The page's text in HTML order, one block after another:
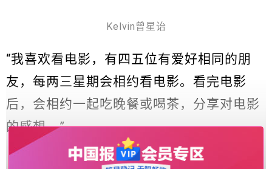
Kelvin曾星诒
“我喜欢看电影，有四五位有爱好相同的朋
友，每两三星期会相约看电影。看完电影
后，会相约一起吃晚餐或喝茶，分享对电影
的感想。”